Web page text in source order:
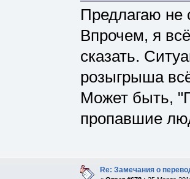
Предлагаю не
Впрочем, я
сказать.
розыгрыша
Может быть,
пропавшие
Re: Замечания о